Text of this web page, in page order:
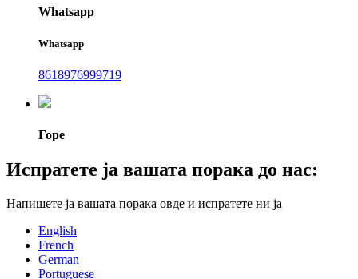
Whatsapp
Whatsapp
8618976999719
Горе
Испратете ја вашата порака до нас:
Напишете ја вашата порака овде и испратете ни ја
English
French
German
Portuguese